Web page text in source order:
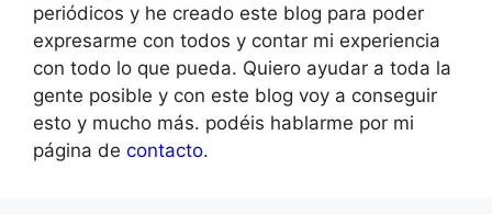
periódicos y he creado este blog para poder
expresarme con todos y contar mi experiencia
con todo lo que pueda. Quiero ayudar a toda la
gente posible y con este blog voy a conseguir
esto y mucho más. podéis hablarme por mi
página de contacto.